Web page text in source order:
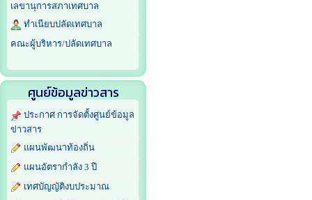
เลขานุการสภาเทศบาล
ทำเนียบปลัดเทศบาล
คณะผู้บริหาร/ปลัดเทศบาล
ศูนย์ข้อมูลข่าวสาร
ประกาศ การจัดตั้งศูนย์ข้อมูล
ข่าวสาร
แผนพัฒนาท้องถิ่น
แผนอัตรากำลัง 3 ปี
เทศบัญญัติงบประมาณ